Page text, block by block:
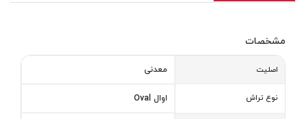
مشخصات
اصلیت معدنی
نوع تراش اوال Oval